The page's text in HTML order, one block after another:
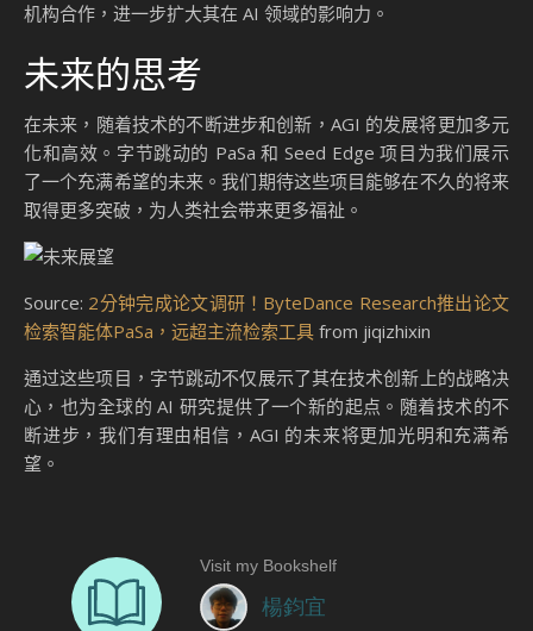
机构合作，进一步扩大其在 AI 领域的影响力。
未来的思考
在未来，随着技术的不断进步和创新，AGI 的发展将更加多元
化和高效。字节跳动的 PaSa 和 Seed Edge 项目为我们展示
了一个充满希望的未来。我们期待这些项目能够在不久的将来
取得更多突破，为人类社会带来更多福祉。
Source: 2分钟完成论文调研！ByteDance Research推出论文
检索智能体PaSa，远超主流检索工具 from jiqizhixin
通过这些项目，字节跳动不仅展示了其在技术创新上的战略决
心，也为全球的 AI 研究提供了一个新的起点。随着技术的不
断进步，我们有理由相信，AGI 的未来将更加光明和充满希
望。